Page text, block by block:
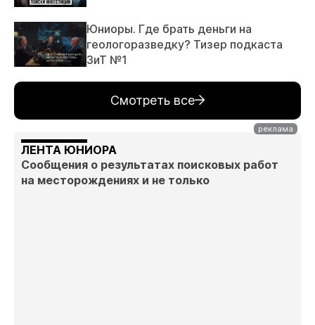
Юниоры. Где брать деньги на
геологоразведку? Тизер подкаста
ЗиТ №1
Смотреть все
ЛЕНТА ЮНИОРА
Сообщения о результатах поисковых работ
на месторождениях и не только